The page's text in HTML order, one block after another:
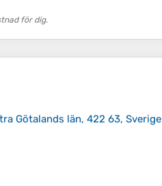
för dig.
Götalands län, 422 63, Sverige